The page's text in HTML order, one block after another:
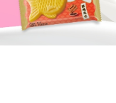
餐饮装产品
新品上市